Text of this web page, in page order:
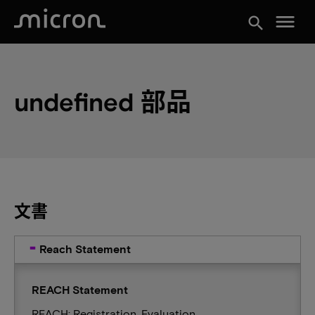
search menu
undefined 部品
文書
Reach Statement
REACH Statement